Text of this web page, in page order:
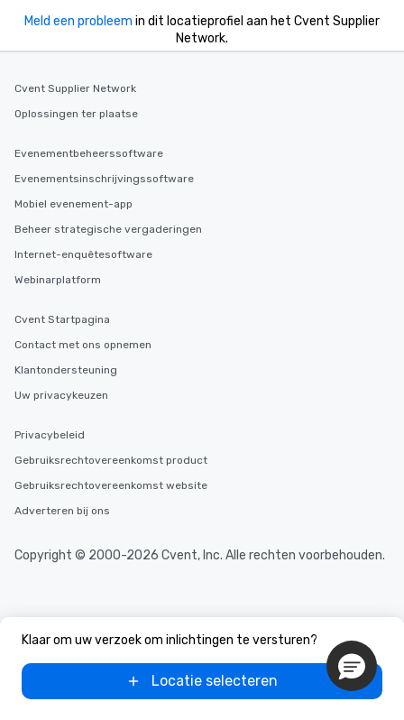
Klaar om uw verzoek om inlichtingen te versturen?
Locatie selecteren
Meld een probleem in dit locatieprofiel aan het Cvent Supplier
Network.
Cvent Supplier Network
Oplossingen ter plaatse
Evenementbeheerssoftware
Evenementsinschrijvingssoftware
Mobiel evenement-app
Beheer strategische vergaderingen
Internet-enquêtesoftware
Webinarplatform
Cvent Startpagina
Contact met ons opnemen
Klantondersteuning
Uw privacykeuzen
Privacybeleid
Gebruiksrechtovereenkomst product
Gebruiksrechtovereenkomst website
Adverteren bij ons
Copyright © 2000-2026 Cvent, Inc. Alle rechten voorbehouden.